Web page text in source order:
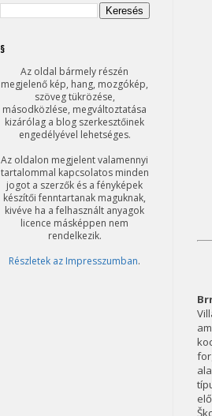
§
Az oldal bármely részén
megjelenő kép, hang, mozgókép,
szöveg tükrözése,
másodközlése, megváltoztatása
kizárólag a blog szerkesztőinek
engedélyével lehetséges.
Az oldalon megjelent valamennyi
tartalommal kapcsolatos minden
jogot a szerzők és a fényképek
készítői fenntartanak maguknak,
kivéve ha a felhasznált anyagok
licence másképpen nem
rendelkezik.
Részletek az Impresszumban.